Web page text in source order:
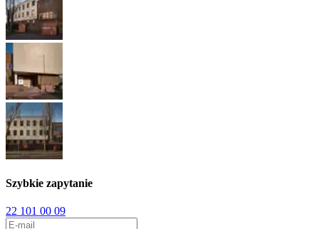
Szybkie zapytanie
22 101 00 09